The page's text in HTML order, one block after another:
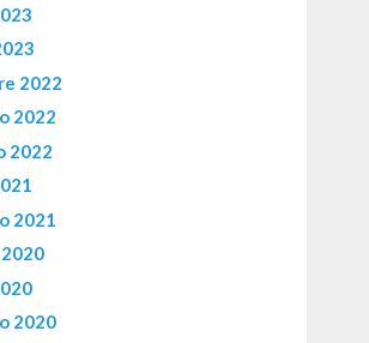
2022
2022
2022
2021
2020